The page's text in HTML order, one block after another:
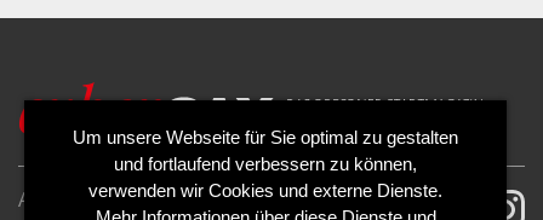
AGB
Impressum
Um unsere Webseite für Sie optimal zu gestalten
und fortlaufend verbessern zu können,
verwenden wir Cookies und externe Dienste.